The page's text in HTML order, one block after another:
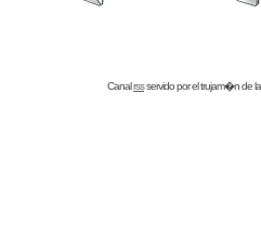
Canalrssservido por eltrujam�nde